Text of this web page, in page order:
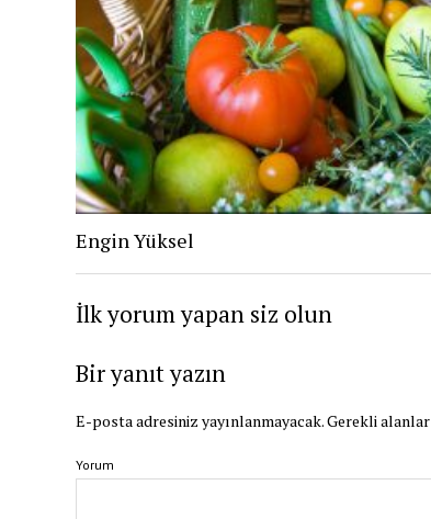
Engin Yüksel
İlk yorum yapan siz olun
Bir yanıt yazın
E-posta adresiniz yayınlanmayacak.Gerekli alanlar
Yorum